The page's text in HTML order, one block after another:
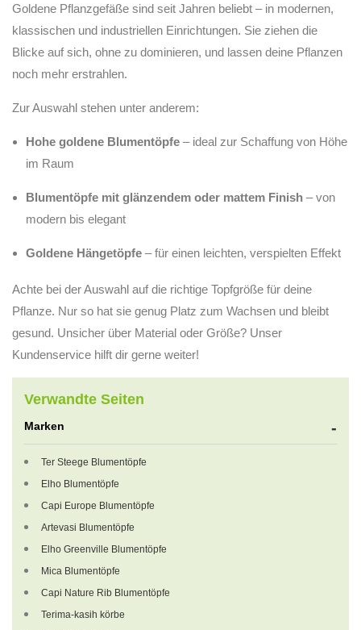
Goldene Pflanzgefäße sind seit Jahren beliebt – in modernen,
klassischen und industriellen Einrichtungen. Sie ziehen die
Blicke auf sich, ohne zu dominieren, und lassen deine Pflanzen
noch mehr erstrahlen.
Zur Auswahl stehen unter anderem:
Hohe goldene Blumentöpfe – ideal zur Schaffung von Höhe
im Raum
Blumentöpfe mit glänzendem oder mattem Finish – von
modern bis elegant
Goldene Hängetöpfe – für einen leichten, verspielten Effekt
Achte bei der Auswahl auf die richtige Topfgröße für deine
Pflanze. Nur so hat sie genug Platz zum Wachsen und bleibt
gesund. Unsicher über Material oder Größe? Unser
Kundenservice hilft dir gerne weiter!
Verwandte Seiten
Marken
Ter Steege Blumentöpfe
Elho Blumentöpfe
Capi Europe Blumentöpfe
Artevasi Blumentöpfe
Elho Greenville Blumentöpfe
Mica Blumentöpfe
Capi Nature Rib Blumentöpfe
Terima-kasih körbe